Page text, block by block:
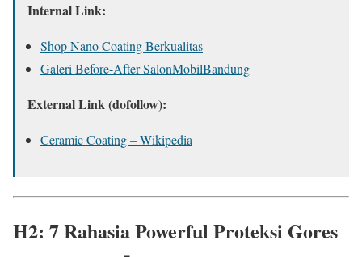
Internal Link:
Shop Nano Coating Berkualitas
Galeri Before-After SalonMobilBandung
External Link (dofollow):
Ceramic Coating – Wikipedia
H2: 7 Rahasia Powerful Proteksi Gores